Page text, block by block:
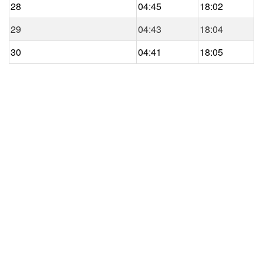
28
04:45
18:02
29
04:43
18:04
30
04:41 18:05